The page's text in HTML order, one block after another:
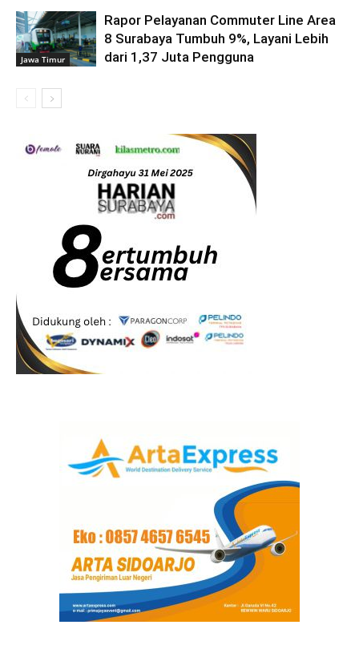
Jawa Timur
Rapor Pelayanan Commuter Line Area
8 Surabaya Tumbuh 9%, Layani Lebih
dari 1,37 Juta Pengguna